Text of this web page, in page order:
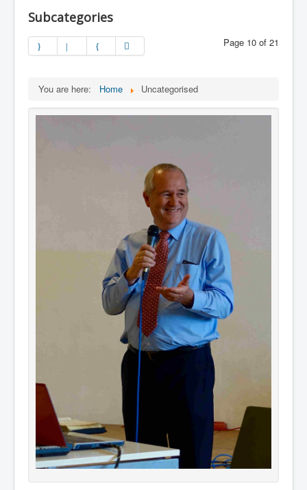
Subcategories
Page 10 of 21
You are here: Home Uncategorised